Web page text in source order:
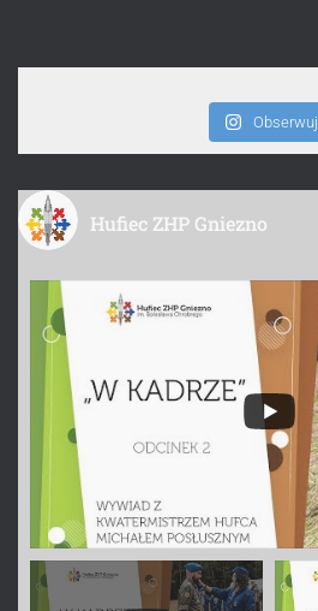
Obserwuj
Hufiec ZHP Gniezno